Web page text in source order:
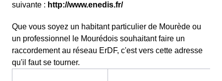
suivante : http://www.enedis.fr/
Que vous soyez un habitant particulier de Mourède ou
un professionnel le Mourédois souhaitant faire un
raccordement au réseau ErDF, c'est vers cette adresse
qu'il faut se tourner.